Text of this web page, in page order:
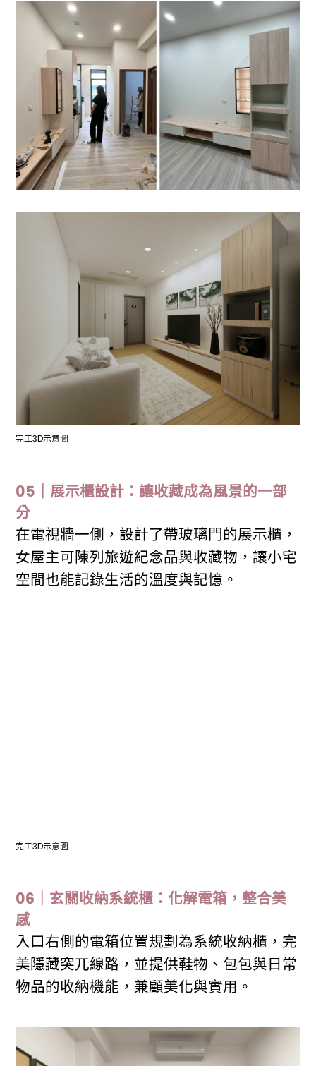
完工3D示意圖
05｜展示櫃設計：讓收藏成為風景的一部
分
在電視牆一側，設計了帶玻璃門的展示櫃，
女屋主可陳列旅遊紀念品與收藏物，讓小宅
空間也能記錄生活的溫度與記憶。
完工3D示意圖
06｜玄關收納系統櫃：化解電箱，整合美
感
入口右側的電箱位置規劃為系統收納櫃，完
美隱藏突兀線路，並提供鞋物、包包與日常
物品的收納機能，兼顧美化與實用。